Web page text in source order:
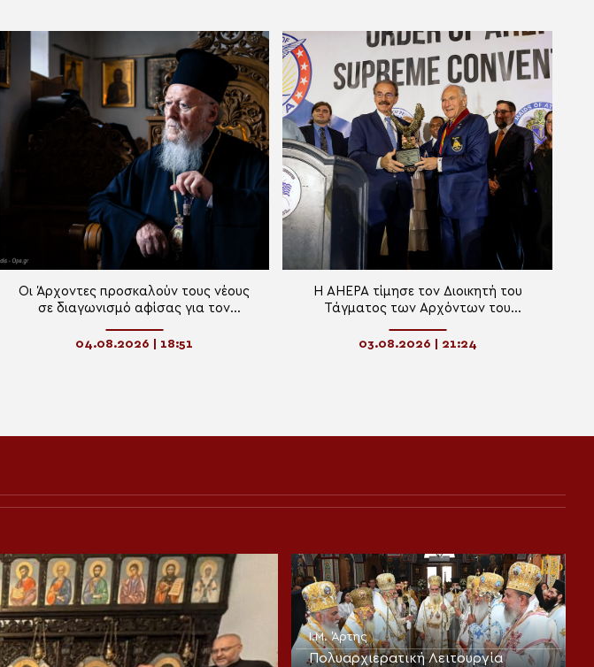
Οι Άρχοντες προσκαλούν τους νέους
σε διαγωνισμό αφίσας για τον
04.08.2026 | 18:51
Η AHEPA τίμησε τον Διοικητή του
Τάγματος των Αρχόντων του
Λυμπεράκη
03.08.2026 | 21:24
Ι.Μ. Άρτης
Πολυαρχιερατική Λειτουργία